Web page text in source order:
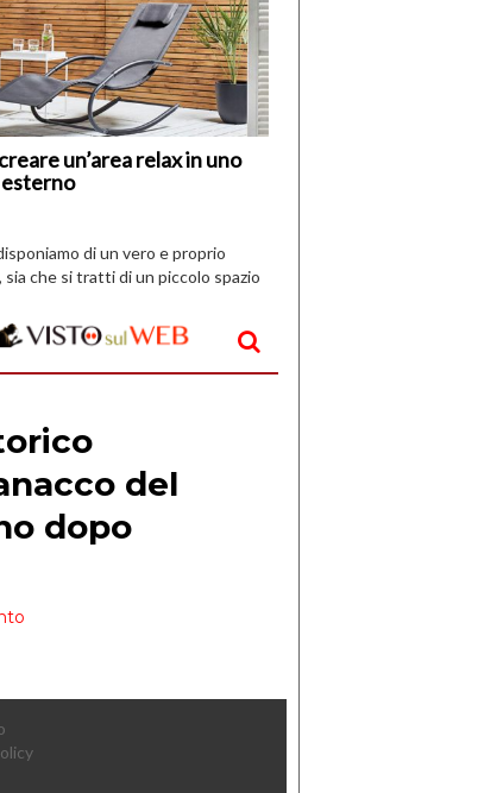
un’area relax in uno
esterno
I
Vespri
di un vero e proprio
sia che si tratti di un piccolo spazio